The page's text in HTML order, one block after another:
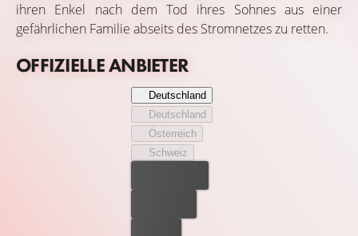
ihren Enkel nach dem Tod ihres Sohnes aus einer
gefährlichen Familie abseits des Stromnetzes zu retten.
OFFIZIELLE ANBIETER
Deutschland
Deutschland
Österreich
Schweiz